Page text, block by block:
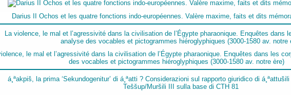
Darius II Ochos et les quatre fonctions indo-européennes. Valère maxime, faits et dits
le mal et l’agressivité dans la civilisation de l’Égypte pharaonique. Enquêtes dans les
des vocables et pictogrammes hiéroglyphiques (3000-1580 av. notre ère)